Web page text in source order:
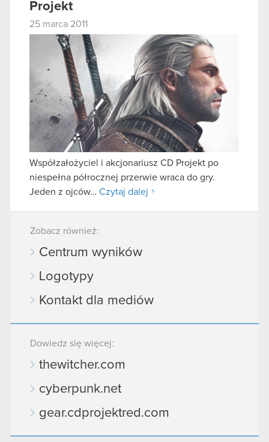
Projekt
25 marca 2011
Współzałożyciel i akcjonariusz CD Projekt po
niespełna półrocznej przerwie wraca do gry.
Jeden z ojców… Czytaj dalej
Zobacz również:
Centrum wyników
Logotypy
Kontakt dla mediów
Dowiedz się więcej:
thewitcher.com
cyberpunk.net
gear.cdprojektred.com